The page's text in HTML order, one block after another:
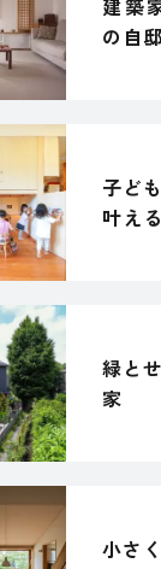
の自邸
子ど
叶え
緑と
家
小さ